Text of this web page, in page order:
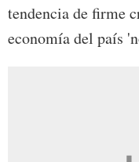
tendencia de firme
economía del país